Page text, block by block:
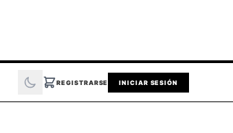
REGISTRARSE INICIAR SESIÓN